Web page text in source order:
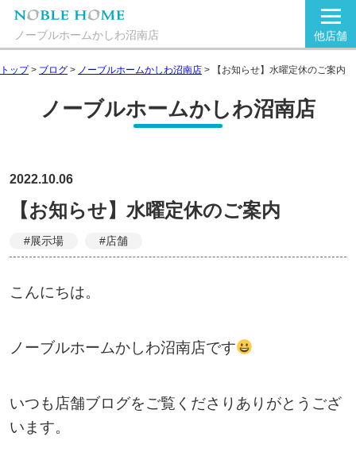
ノーブルホームかしわ沼南店 他店舗
トップ> ブログ > ノーブルホームかしわ沼南店 > 【お知らせ】水曜定休のご案内
ノーブルホームかしわ沼南店
2022.10.06
【お知らせ】水曜定休のご案内
#展示場 #店舗
こんにちは。
ノーブルホームかしわ沼南店です
いつも店舗ブログをご覧くださりありがとうござ
います。